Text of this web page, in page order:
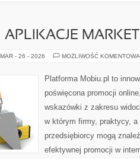
MAR - 26 - 2026 MOŻLIWOŚĆ
Platforma Mobiu.pl to
poświęcona promocji
wskazówki z zakresu
w którym firmy, praktycy,
przedsiębiorcy mogą
efektywnej promocji w